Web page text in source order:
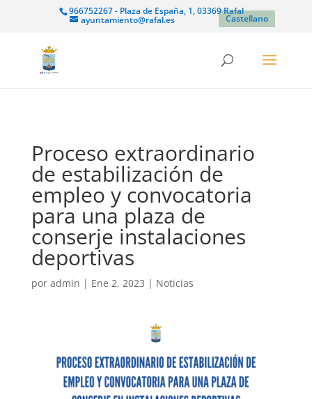
966752267 - Plaza de España, 1, 03369 Rafal
ayuntamiento@rafal.es Castellano
Proceso extraordinario
de estabilización de
empleo y convocatoria
para una plaza de
conserje instalaciones
deportivas
por admin | Ene 2, 2023 | Noticias